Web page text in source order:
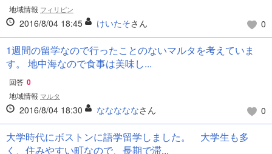
地域情報 フィリピン
2016/8/04 18:45 けいたそさん 0
1週間の留学なので行ったことのないマルタを考えていま
す。 地中海なので食事は美味し...
回答 0
地域情報 マルタ
2016/8/04 18:30 なななななさん 0
大学時代にボストンに語学留学しました。 大学生も多
く、住みやすい町なので、長期で滞...